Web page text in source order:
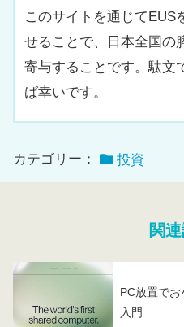
このサイトを通じてEUS
せることで、日本全国の
寄与することです。駄文
ば幸いです。
カテゴリー： 投資
関
PC放置で
入門